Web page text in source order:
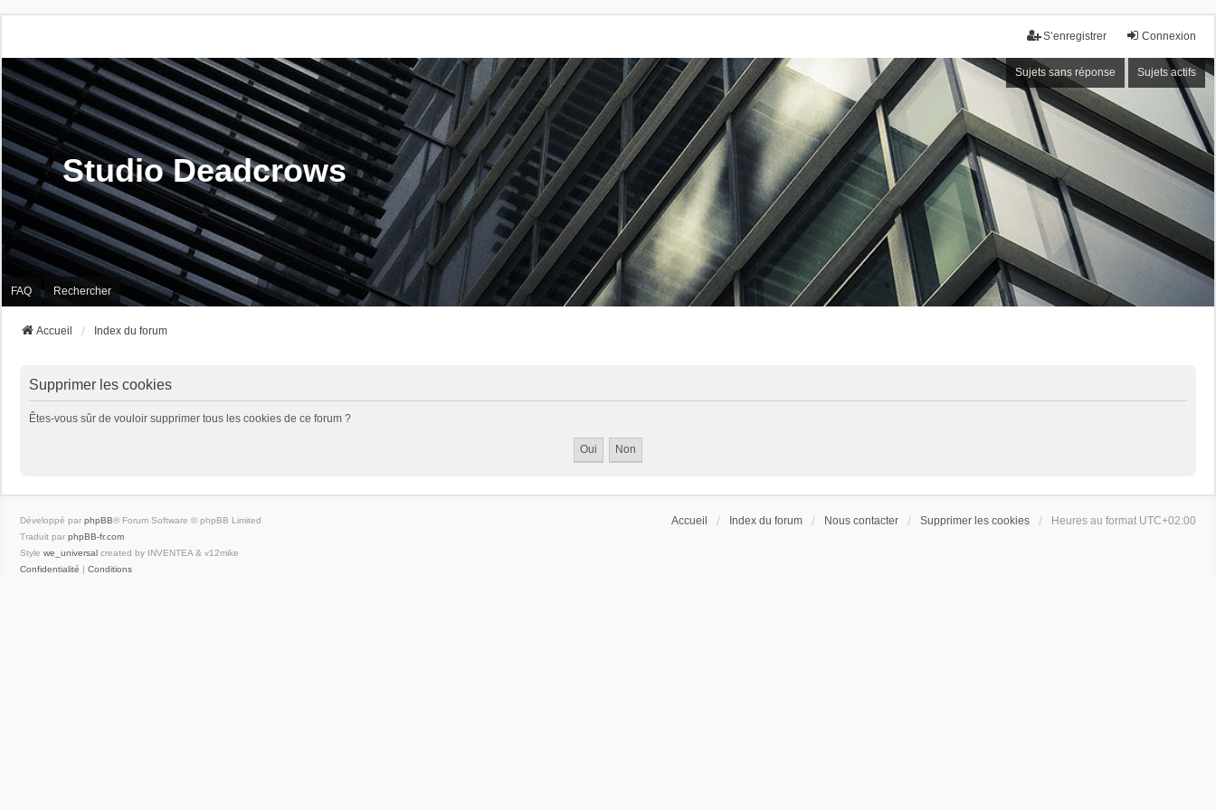
Connexion
S’enregistrer
Sujets sans réponse Sujets actifs
Studio Deadcrows
FAQ Rechercher
Accueil Index du forum
Supprimer les cookies
Êtes-vous sûr de vouloir supprimer tous les cookies de ce forum ?
Accueil Index du forum Nous contacter Supprimer les cookies Heures au format UTC+02:00
Développé par phpBB® Forum Software © phpBB Limited
Traduit par phpBB-fr.com
Style we_universal created by INVENTEA & v12mike
Confidentialité | Conditions